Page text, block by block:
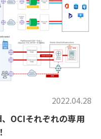
2022.04.28
OCIそれぞれの専用